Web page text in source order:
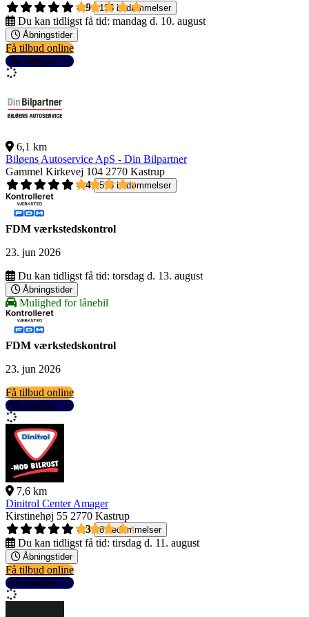
4,9
135 bedømmelser
Du kan tidligst få tid: mandag d. 10. august
Åbningstider
Få tilbud online
Se detaljer
6,1 km
Biløens Autoservice ApS - Din Bilpartner
Gammel Kirkevej 104 2770 Kastrup
4,4
518 bedømmelser
FDM værkstedskontrol
23. jun 2026
Du kan tidligst få tid: torsdag d. 13. august
Åbningstider
Mulighed for lånebil
FDM værkstedskontrol
23. jun 2026
Få tilbud online
Se detaljer
7,6 km
Dinitrol Center Amager
Kirstinehøj 55 2770 Kastrup
4,3
8 bedømmelser
Du kan tidligst få tid: tirsdag d. 11. august
Åbningstider
Få tilbud online
Se detaljer